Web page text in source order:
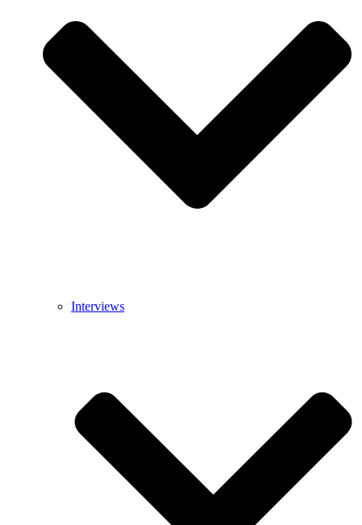
Interviews